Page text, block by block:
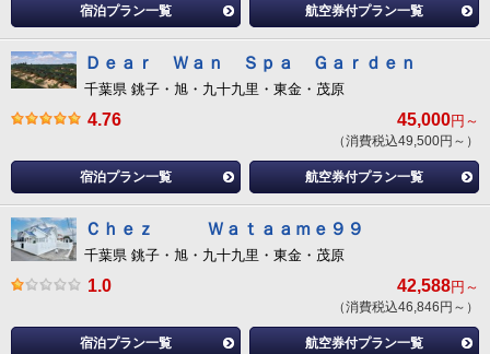
宿泊プラン一覧 航空券付プラン一覧
Ｄｅａｒ Ｗａｎ Ｓｐａ Ｇａｒｄｅｎ
千葉県 銚子・旭・九十九里・東金・茂原
4.76 45,000円～
（消費税込49,500円～）
宿泊プラン一覧 航空券付プラン一覧
Ｃｈｅｚ Ｗａｔａａｍｅ９９
千葉県 銚子・旭・九十九里・東金・茂原
1.0 42,588円～
（消費税込46,846円～）
宿泊プラン一覧 航空券付プラン一覧